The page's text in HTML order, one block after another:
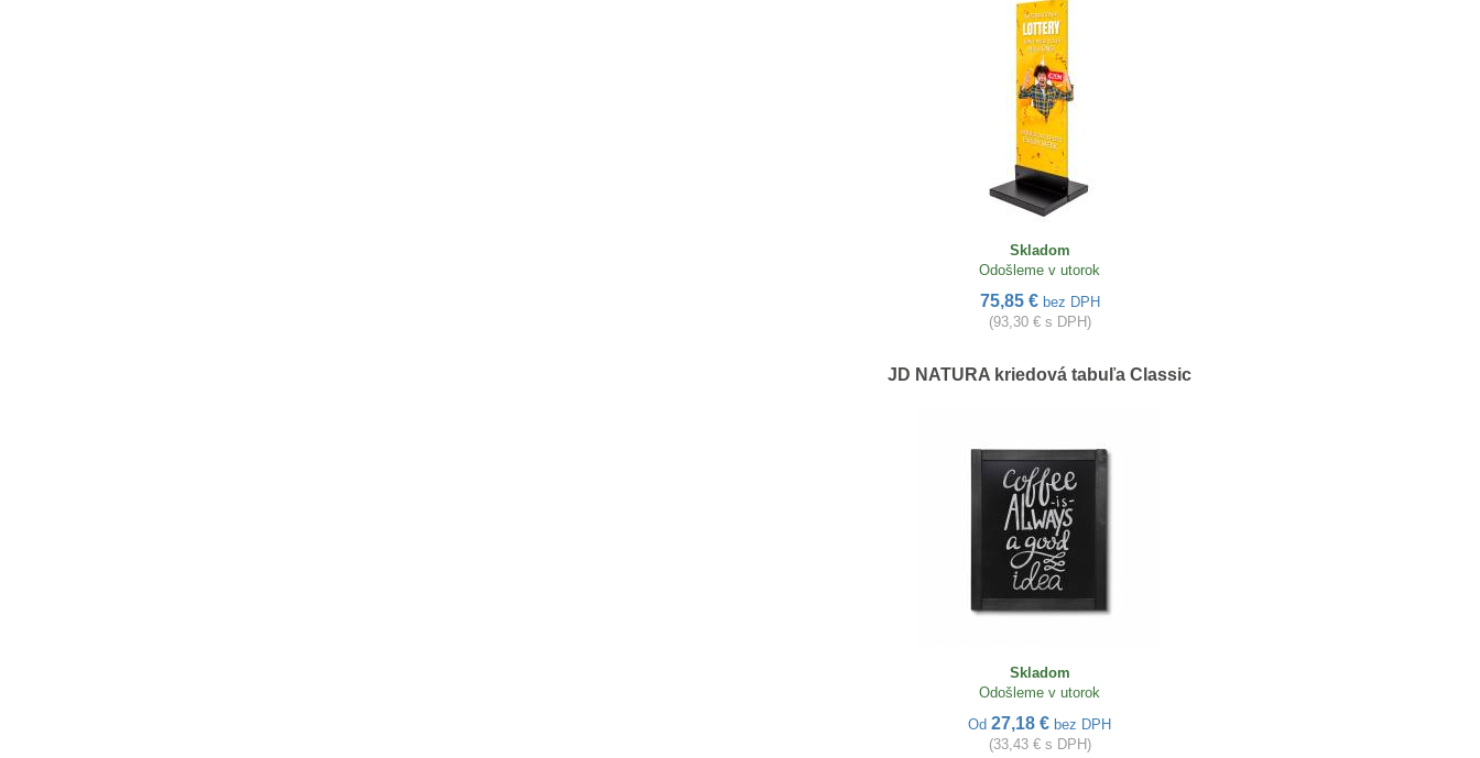
Skladom
Odošleme v utorok
75,85 € bez DPH
(93,30 € s DPH)
JD NATURA kriedová tabuľa Classic
Skladom
Odošleme v utorok
Od27,18 €bez DPH
(33,43 € s DPH)